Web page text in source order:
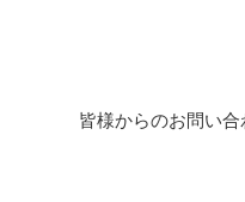
皆様からのお問い合